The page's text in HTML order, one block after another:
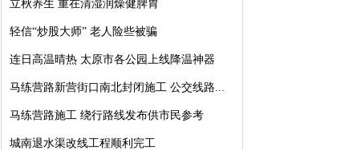
立秋养生 重在清湿润燥健脾胃
轻信“炒股大师” 老人险些被骗
连日高温晴热 太原市各公园上线降温神器
马练营路新营街口南北封闭施工 公交线路...
马练营路施工 绕行路线发布供市民参考
城南退水渠改线工程顺利完工